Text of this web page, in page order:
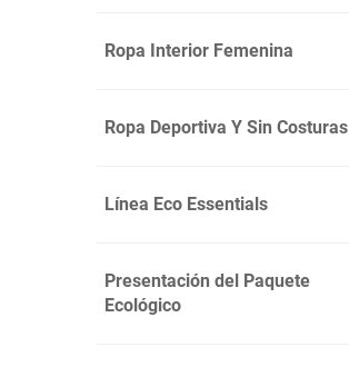
Ropa Interior Femenina
Ropa Deportiva Y Sin Costuras
Línea Eco Essentials
Presentación del Paquete
Ecológico